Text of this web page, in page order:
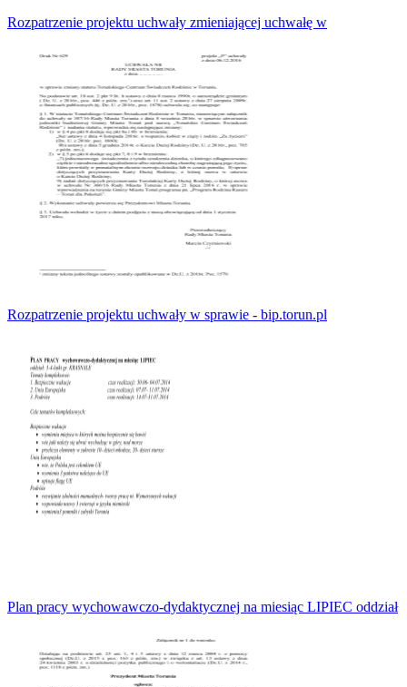
Rozpatrzenie projektu uchwały zmieniającej uchwałę w
Rozpatrzenie projektu uchwały w sprawie - bip.torun.pl
Plan pracy wychowawczo-dydaktycznej na miesiąc LIPIEC oddział